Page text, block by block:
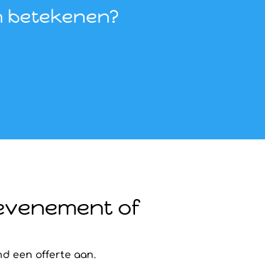
betekenen?
of
een offerte aan.